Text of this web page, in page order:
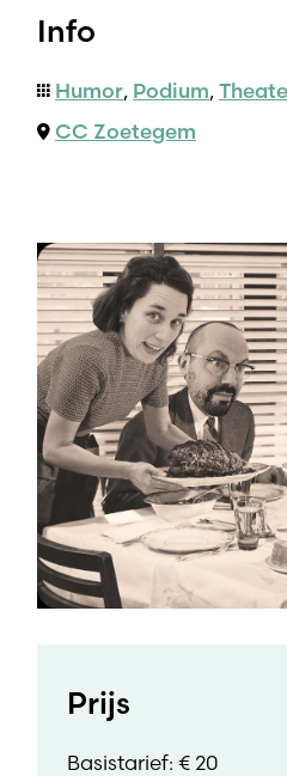
Info
Humor, Podium,
CC Zoetegem
Prijs
Basistarief: € 20